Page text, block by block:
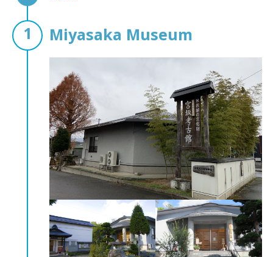
Miyasaka Museum